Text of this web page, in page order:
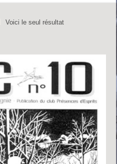
Voici le seul résultat